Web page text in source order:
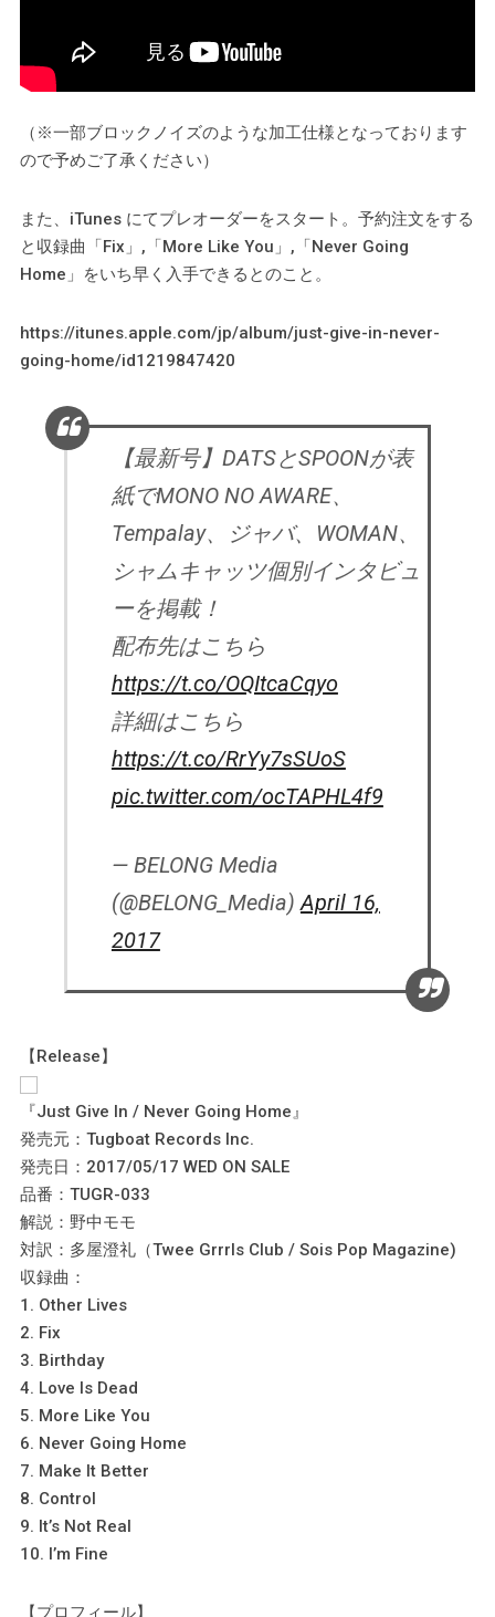
（※一部ブロックノイズのような加工仕様となっております
ので予めご了承ください）
また、iTunes にてプレオーダーをスタート。予約注文をする
と収録曲「Fix」,「More Like You」,「Never Going
Home」をいち早く入手できるとのこと。
https://itunes.apple.com/jp/album/just-give-in-never-
going-home/id1219847420
【最新号】DATSとSPOONが表
紙でMONO NO AWARE、
Tempalay、ジャバ、WOMAN、
シャムキャッツ個別インタビュ
ーを掲載！
配布先はこちら
https://t.co/OQItcaCqyo
詳細はこちら
https://t.co/RrYy7sSUoS
pic.twitter.com/ocTAPHL4f9
— BELONG Media
(@BELONG_Media)April 16,
2017
【Release】
『Just Give In / Never Going Home』
発売元：Tugboat Records Inc.
発売日：2017/05/17 WED ON SALE
品番：TUGR-033
解説：野中モモ
対訳：多屋澄礼（Twee Grrrls Club / Sois Pop Magazine)
収録曲：
1. Other Lives
2. Fix
3. Birthday
4. Love Is Dead
5. More Like You
6. Never Going Home
7. Make It Better
8. Control
9. It’s Not Real
10. I’m Fine
【プロフィール】